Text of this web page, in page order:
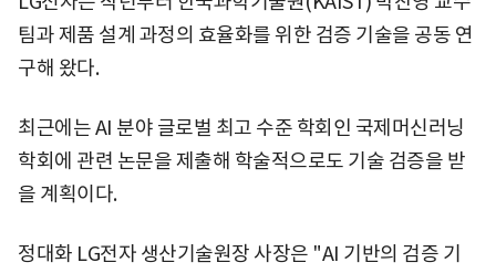
팀과 제품 설계 과정의 효율화를 위한 검증 기술을 공동 연
구해 왔다.
최근에는 AI 분야 글로벌 최고 수준 학회인 국제머신러닝
학회에 관련 논문을 제출해 학술적으로도 기술 검증을 받
을 계획이다.
정대화 LG전자 생산기술원장 사장은 "AI 기반의 검증 기